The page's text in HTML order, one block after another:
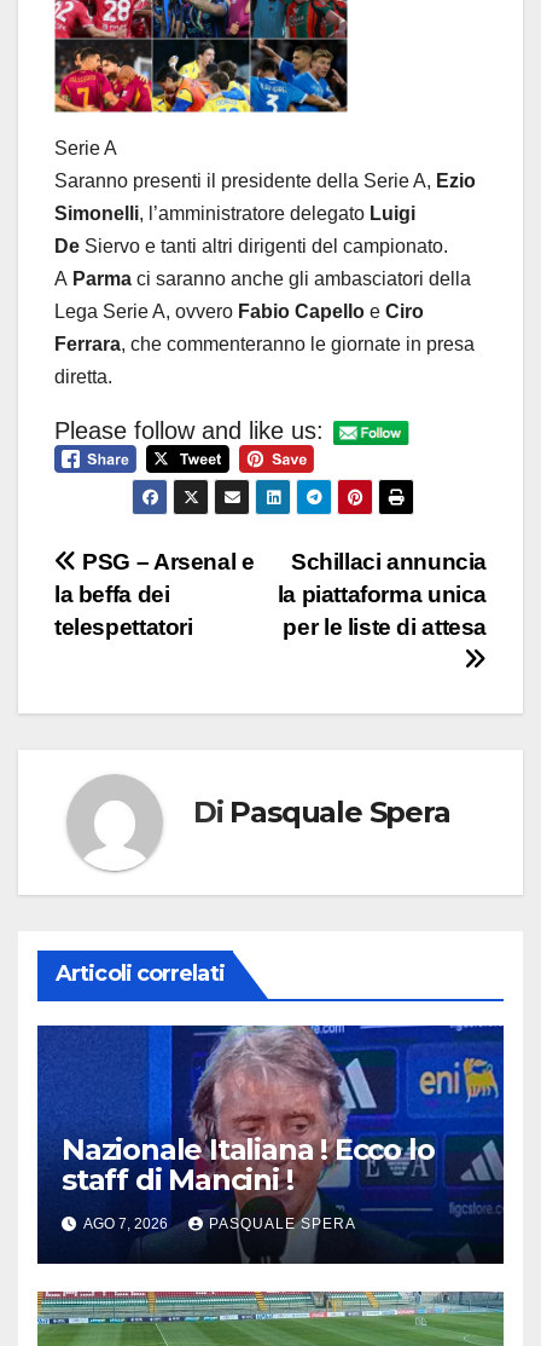
Serie A
Saranno presenti il presidente della Serie A, Ezio
Simonelli, l’amministratore delegato Luigi
De Siervo e tanti altri dirigenti del campionato.
A Parma ci saranno anche gli ambasciatori della
Lega Serie A, ovvero Fabio Capello e Ciro
Ferrara, che commenteranno le giornate in presa
diretta.
Please follow and like us:
Navigazione
articoli
Schillaci annuncia
la piattaforma unica
per le liste di attesa
PSG – Arsenal e
la beffa dei
telespettatori
Di Pasquale Spera
Articoli correlati
Nazionale Italiana ! Ecco lo
staff di Mancini !
AGO 7, 2026 PASQUALE SPERA